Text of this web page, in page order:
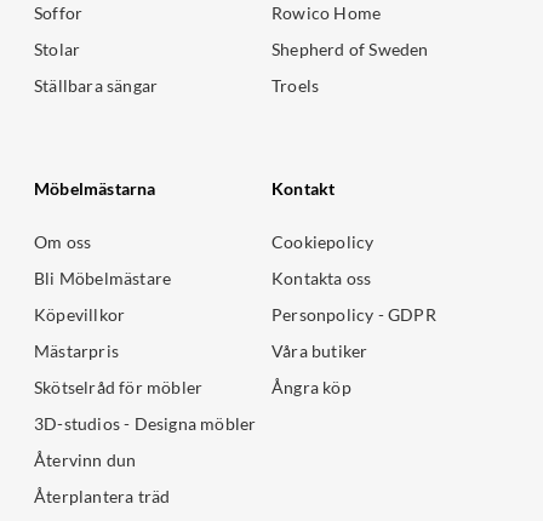
Soffor
Stolar
Ställbara sängar
Rowico Home
Shepherd of Sweden
Troels
Möbelmästarna
Om oss
Bli Möbelmästare
Köpevillkor
Mästarpris
Skötselråd för möbler
3D-studios - Designa möbler
Återvinn dun
Återplantera träd
Kontakt
Cookiepolicy
Kontakta oss
Personpolicy - GDPR
Våra butiker
Ångra köp